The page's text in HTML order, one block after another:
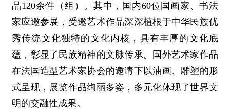
品120余件（组）。其中，国内60位国画家、书法
家应邀参展，受邀艺术作品深深植根于中华民族优
秀传统文化独特的文化内核，具有丰厚的文化底
蕴，彰显了民族精神的文脉传承。国外艺术家作品
在法国造型艺术家协会的邀请下以油画、雕塑的形
式呈现，展览作品绚丽多姿，多元化体现了世界文
明的交融性成果。